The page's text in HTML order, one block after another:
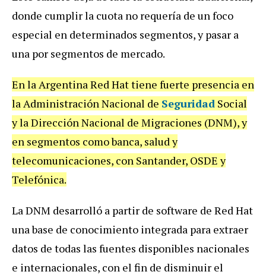
donde cumplir la cuota no requería de un foco
especial en determinados segmentos, y pasar a
una por segmentos de mercado.
En la Argentina Red Hat tiene fuerte presencia en
la Administración Nacional de Seguridad Social
y la Dirección Nacional de Migraciones (DNM), y
en segmentos como banca, salud y
telecomunicaciones, con Santander, OSDE y
Telefónica.
La DNM desarrolló a partir de software de Red Hat
una base de conocimiento integrada para extraer
datos de todas las fuentes disponibles nacionales
e internacionales, con el fin de disminuir el